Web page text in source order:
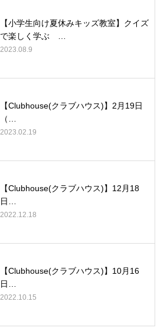
【小学生向け夏休みキッズ教室】クイズ
で楽しく学ぶ …
2023.08.9
【Clubhouse(クラブハウス)】2月19日
（…
2023.02.19
【Clubhouse(クラブハウス)】12月18
日…
2022.12.18
【Clubhouse(クラブハウス)】10月16
日…
2022.10.15